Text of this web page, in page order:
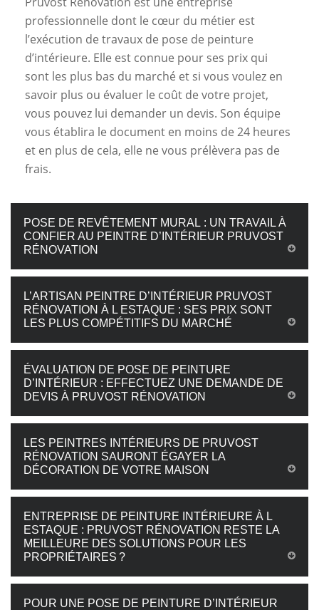
professionnelle dont le cœur du métier est
l’exécution de travaux de pose de peinture
d’intérieure. Elle est connue pour ses prix qui
sont les plus bas du marché et si vous voulez en
savoir plus ou évaluer le coût de votre projet,
vous pouvez lui demander un devis. Son équipe
vous établira le document en moins de 24 heures
et en plus de cela, elle ne vous prélèvera pas de
frais.
POSE DE REVÊTEMENT MURAL : UN TRAVAIL À
CONFIER AU PEINTRE D’INTÉRIEUR PRUVOST
RÉNOVATION
L’ARTISAN PEINTRE D’INTÉRIEUR PRUVOST
RÉNOVATION À L ESTAQUE : SES PRIX SONT
LES PLUS COMPÉTITIFS DU MARCHÉ
ÉVALUATION DE POSE DE PEINTURE
D’INTÉRIEUR : EFFECTUEZ UNE DEMANDE DE
DEVIS À PRUVOST RÉNOVATION
LES PEINTRES INTÉRIEURS DE PRUVOST
RÉNOVATION SAURONT ÉGAYER LA
DÉCORATION DE VOTRE MAISON
ENTREPRISE DE PEINTURE INTÉRIEURE À L
ESTAQUE : PRUVOST RÉNOVATION RESTE LA
MEILLEURE DES SOLUTIONS POUR LES
PROPRIÉTAIRES ?
POUR UNE POSE DE PEINTURE D’INTÉRIEUR